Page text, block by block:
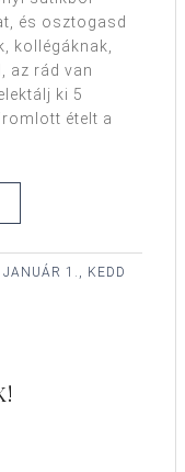
és osztogasd
kollégáknak,
az rád van
ki 5
ételt a
1., KEDD